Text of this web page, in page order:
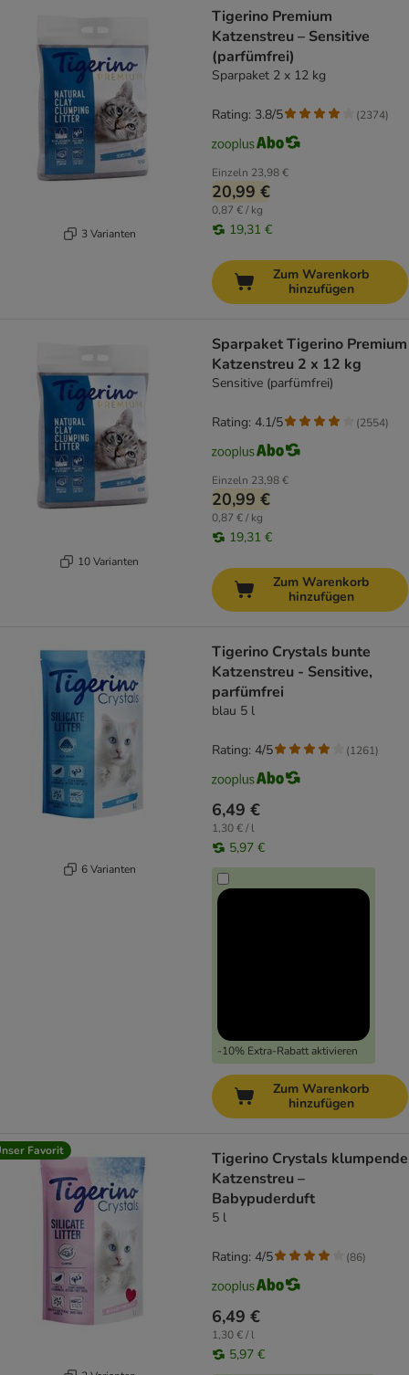
3 Varianten
Tigerino Premium
Katzenstreu – Sensitive
(parfümfrei)
Sparpaket 2 x 12 kg
Einzeln 23,98 €
20,99 €
0,87 € / kg
19,31 €
Rating: 3.8/5 (2374)
Zum Warenkorb
hinzufügen
10 Varianten
Sparpaket Tigerino Premium
Katzenstreu 2 x 12 kg
Sensitive (parfümfrei)
Einzeln 23,98 €
20,99 €
0,87 € / kg
19,31 €
Rating: 4.1/5 (2554)
Zum Warenkorb
hinzufügen
6 Varianten
Tigerino Crystals bunte
Katzenstreu - Sensitive,
parfümfrei
blau 5 l
6,49 €
1,30 € / l
5,97 €
-10% Extra-Rabatt aktivieren
Rating: 4/5 (1261)
Zum Warenkorb
hinzufügen
Favorit
Tigerino Crystals klumpende
Katzenstreu –
Babypuderduft
5 l
6,49 €
1,30 € / l
5,97 €
Rating: 4/5 (86)